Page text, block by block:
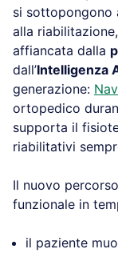
si sottopongono
alla
affiancata dalla
dall’Intelligenza
generazione:
ortopedico
supporta il
riabilitativi
Il nuovo
funzionale in
il paziente